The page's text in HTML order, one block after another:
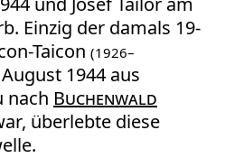
Einzig der damals 19-
Taicon (1926–
1944 aus
nach Buchenwald
überlebte diese